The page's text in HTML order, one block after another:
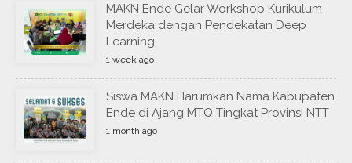
MAKN Ende Gelar Workshop Kurikulum
Merdeka dengan Pendekatan Deep
Learning
1 week ago
Siswa MAKN Harumkan Nama Kabupaten
Ende di Ajang MTQ Tingkat Provinsi NTT
1 month ago